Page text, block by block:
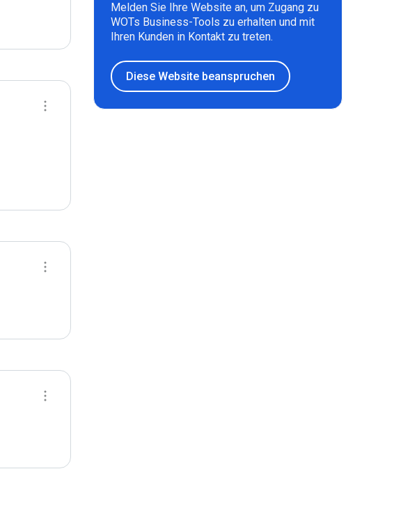
Melden Sie Ihre Website an, um Zugang zu
WOTs Business-Tools zu erhalten und mit
Ihren Kunden in Kontakt zu treten.
Diese Website beanspruchen